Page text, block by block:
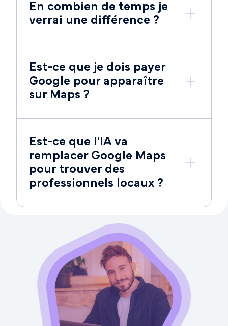
En combien de temps je
verrai une différence ?
Est-ce que je dois payer
Google pour apparaître
sur Maps ?
Est-ce que l'IA va
remplacer Google Maps
pour trouver des
professionnels locaux ?